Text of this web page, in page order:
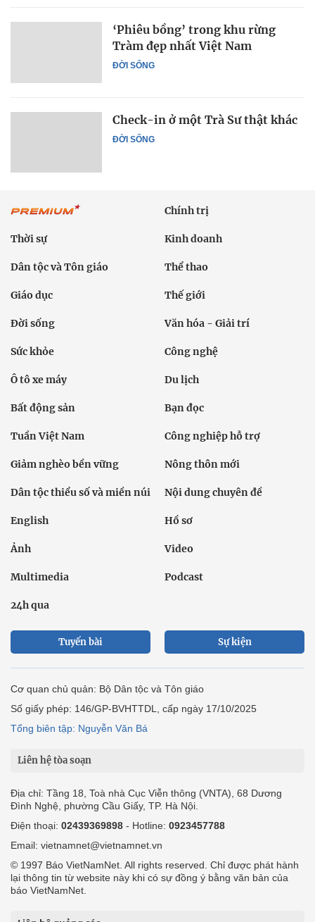
ĐỜI SỐNG
‘Phiêu bồng’ trong khu rừng
Tràm đẹp nhất Việt Nam
ĐỜI SỐNG
Check-in ở một Trà Sư thật khác
Chính trị
Thời sự Kinh doanh
Dân tộc và Tôn giáo Thể thao
Giáo dục Thế giới
Đời sống Văn hóa - Giải trí
Sức khỏe Công nghệ
Ô tô xe máy Du lịch
Bất động sản Bạn đọc
Tuần Việt Nam Công nghiệp hỗ trợ
Giảm nghèo bền vững Nông thôn mới
Dân tộc thiểu số và miền núi Nội dung chuyên đề
English Hồ sơ
Ảnh Video
Multimedia Podcast
24h qua
Tuyến bài Sự kiện
Cơ quan chủ quản: Bộ Dân tộc và Tôn giáo
Số giấy phép: 146/GP-BVHTTDL, cấp ngày 17/10/2025
Tổng biên tập: Nguyễn Văn Bá
Liên hệ tòa soạn
Địa chỉ: Tầng 18, Toà nhà Cục Viễn thông (VNTA), 68 Dương
Đình Nghệ, phường Cầu Giấy, TP. Hà Nội.
Điện thoại: 02439369898 - Hotline: 0923457788
Email: vietnamnet@vietnamnet.vn
© 1997 Báo VietNamNet. All rights reserved. Chỉ được phát hành
lại thông tin từ website này khi có sự đồng ý bằng văn bản của
báo VietNamNet.